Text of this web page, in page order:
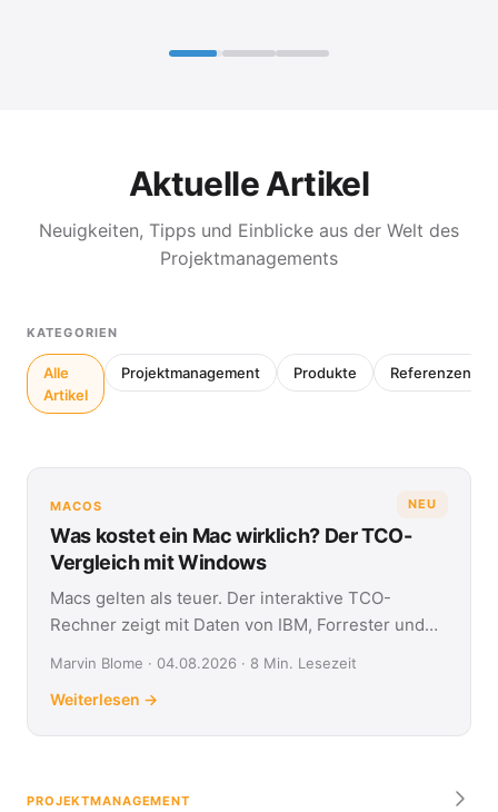
Aktuelle Artikel
Neuigkeiten, Tipps und Einblicke aus der Welt des
Projektmanagements
KATEGORIEN
Alle
Artikel
Projektmanagement Produkte Referenzen
NEU
MACOS
Was kostet ein Mac wirklich? Der TCO-
Vergleich mit Windows
Macs gelten als teuer. Der interaktive TCO-
Rechner zeigt mit Daten von IBM, Forrester und
Marvin Blome · 04.08.2026 · 8 Min. Lesezeit
Weiterlesen →
PROJEKTMANAGEMENT